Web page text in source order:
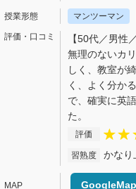
マンツーマン
【50代／男性
無理のないカ
しく、教室が
く、よく分か
で、確実に英
た。
評価
習熟度 かなり